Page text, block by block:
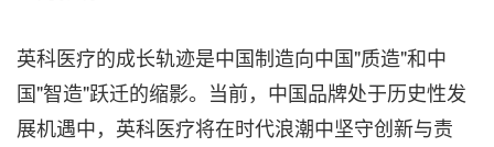
英科医疗的成长轨迹是中国制造向中国"质造"和中
国"智造"跃迁的缩影。当前，中国品牌处于历史性发
展机遇中，英科医疗将在时代浪潮中坚守创新与责